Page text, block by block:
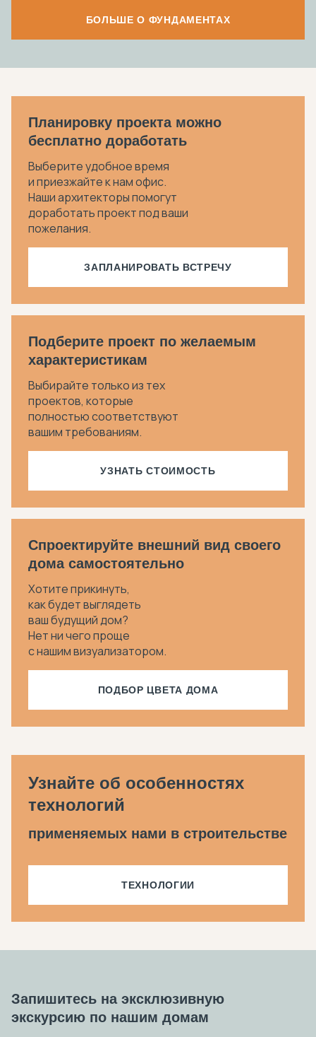
БОЛЬШЕ О ФУНДАМЕНТАХ
Планировку проекта можно
бесплатно доработать
Выберите удобное время
и приезжайте к нам офис.
Наши архитекторы помогут
доработать проект под ваши
пожелания.
ЗАПЛАНИРОВАТЬ ВСТРЕЧУ
Подберите проект по желаемым
характеристикам
Выбирайте только из тех
проектов, которые
полностью соответствуют
вашим требованиям.
УЗНАТЬ СТОИМОСТЬ
Спроектируйте внешний вид своего
дома самостоятельно
Хотите прикинуть,
как будет выглядеть
ваш будущий дом?
Нет ни чего проще
с нашим визуализатором.
ПОДБОР ЦВЕТА ДОМА
Узнайте об особенностях
технологий
применяемых нами в строительстве
ТЕХНОЛОГИИ
Запишитесь на эксклюзивную
экскурсию по нашим домам